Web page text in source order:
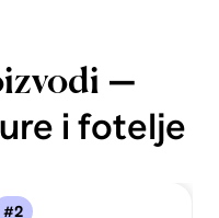
—
i fotelje
#2